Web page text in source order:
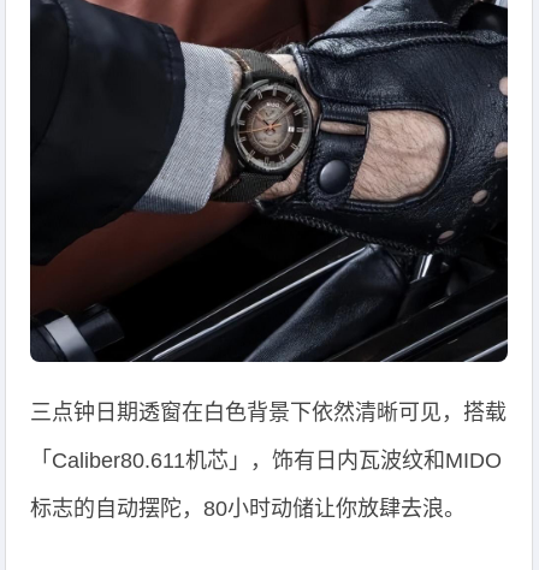
三点钟日期透窗在白色背景下依然清晰可见，搭载
「Caliber80.611机芯」，饰有日内瓦波纹和MIDO
标志的自动摆陀，80小时动储让你放肆去浪。